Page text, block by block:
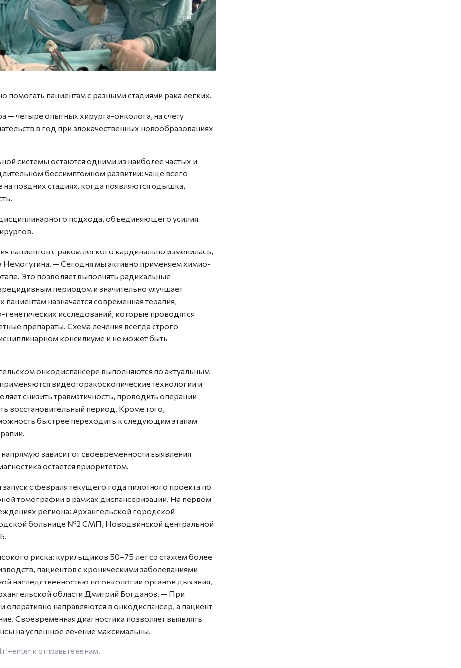
помогать пациентам с разными стадиями рака легких.
— четыре опытных хирурга-онколога, на счету
в год при злокачественных новообразованиях
системы остаются одними из наиболее частых и
бессимптомном развитии: чаще всего
поздних стадиях, когда появляются одышка,
подхода, объединяющего усилия
пациентов с раком легкого кардинально изменилась,
Немогутина. — Сегодня мы активно применяем химио-
Это позволяет выполнять радикальные
периодом и значительно улучшает
назначается современная терапия,
генетических исследований, которые проводятся
препараты. Схема лечения всегда строго
консилиуме и не может быть
онкодиспансере выполняются по актуальным
видеоторакоскопические технологии и
снизить травматичность, проводить операции
восстановительный период. Кроме того,
быстрее переходить к следующим этапам
зависит от своевременности выявления
остается приоритетом.
с февраля текущего года пилотного проекта по
томографии в рамках диспансеризации. На первом
региона: Архангельской городской
больнице №2 СМП, Новодвинской центральной
риска: курильщиков 50–75 лет со стажем более
пациентов с хроническими заболеваниями
наследственностью по онкологии органов дыхания,
области Дмитрий Богданов. — При
направляются в онкодиспансер, а пациент
Своевременная диагностика позволяет выявлять
на успешное лечение максимальны.
и отправьте ее нам.